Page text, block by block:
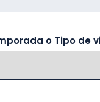
o Tipo de